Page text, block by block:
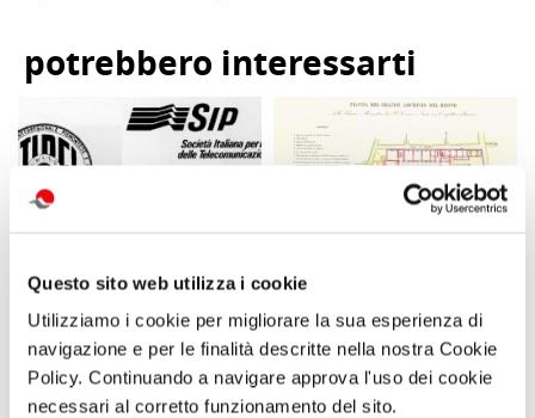
Questo sito web utilizza i cookie
Utilizziamo i cookie per migliorare la sua esperienza di
navigazione e per le finalità descritte nella nostra Cookie
Policy. Continuando a navigare approva l'uso dei cookie
necessari al corretto funzionamento del sito.
potrebbero interessarti
ATTIVITÀ
Visita all’Archivio Storico
di Redazione Cralt
Magazine
22/10/18
Il Grande Archivio di Stato
di Redazione Cralt
Magazine
12/12/23